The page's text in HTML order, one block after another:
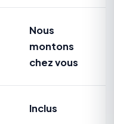
Nous
montons
chez vous
Inclus